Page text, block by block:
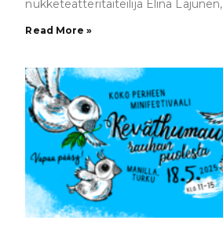
nukketeatteritaiteilija Elina Lajunen,
Read More »